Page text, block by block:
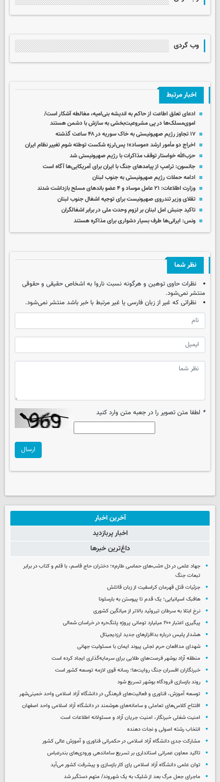
وب گردی
اخبار مرتبط
ادعای تعلق اطاعت از حاکم به اندیشه بنی‌امیه، مغالطه آشکار است/
اموی‌مسلک‌ها در پی مشروعیت‌بخشی به سازش با دشمن هستند
۱۷ تجاوز رژیم صهیونیستی به خاک سوریه در ۴۸ ساعت گذشته
اخراج دو مأمور ارشد «موساد»؛ پس‌لرزه شکست توطئه شوم تغییر نظام ایران
حزب‌الله خواستار توقف مذاکرات با رژیم صهیونیستی شد
جانسون: ترامپ از پیامدهای جنگ با ایران برای آمریکایی‌ها آگاه است
ادامه حملات رژیم صهیونیستی به جنوب لبنان
وزارت اطلاعات: ۲۱ عامل موساد و ۴ عضو باندهای مسلح بازداشت شدند
تقلای وزیر تندروی صهیونیست برای توجیه اشغال جنوب لبنان
تاکید جنبش امل لبنان بر لزوم وحدت ملی در برابر اشغالگران
ونس: ایرانی‌ها طرف بسیار دشواری برای مذاکره هستند
نظر شما
نظرات حاوی توهین و هرگونه نسبت ناروا به اشخاص حقیقی و حقوقی
منتشر نمی‌شود.
نظراتی که غیر از زبان فارسی یا غیر مرتبط با خبر باشد منتشر نمی‌شود.
* لطفا متن تصویر را در جعبه متن وارد کنید
ارسال
آخرین اخبار
اخبار پربازدید
داغ‌ترین خبرها
جهاد علمی در دل «شب‌های حماسی طارم»؛ دختران حاج قاسم، با قلم و کتاب در برابر
تبعات جنگ
جزئیات قتل قهرمان کراسفیت از زبان قاتلش
هافبک اسپانیایی؛ یک قدم تا پیوستن به بارسلونا
نرخ ابتلا به سرطان تیروئید بالاتر از میانگین کشوری
پیگیری اعتبار ۲۰۰ میلیارد تومانی پروژه پلنگ‌دره در خراسان شمالی
هشدار پلیس درباره بدافزارهای جدید ارزدیجیتال
شهدای مدافعان حرم تجلی پیوند ایمان با مسئولیت جهانی
منطقه آزاد بوشهر فرصت‌های طلایی برای سرمایه‌گذاری ایجاد کرده است
خبرنگاران افسران جنگ روایت‌ها؛ رسانه قوی لازمه توسعه کشور است
روند بازسازی فرودگاه بوشهر تسریع شود
توسعه آموزش، فناوری و فعالیت‌های فرهنگی در دانشگاه آزاد اسلامی واحد خمینی‌شهر
افتتاح کلاس‌های تعاملی و سامانه‌های هوشمند در دانشگاه آزاد اسلامی واحد اصفهان
امنیت شغلی خبرنگار، امنیت جریان آزاد و مسئولانه اطلاعات است
انتخاب رشته اصولی و نجات دهنده
مشارکت جدی دانشگاه آزاد اسلامی در حکمرانی فناوری و آموزش عالی کشور
تاکید معاون عمرانی استانداری بر تسریع ساماندهی ورودی‌های بندرعباس
توان علمی دانشگاه آزاد اسلامی پای کار بازسازی و پیشرفت کشور می‌آید
ماجرای جعل مرگ بعد از شلیک به یک شهروند/ متهم دستگیر شد